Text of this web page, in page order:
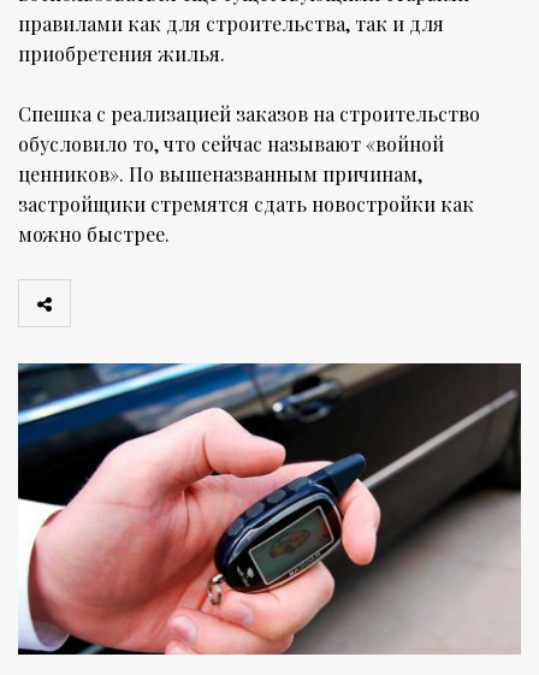
правилами как для строительства, так и для
приобретения жилья.
Спешка с реализацией заказов на строительство
обусловило то, что сейчас называют «войной
ценников». По вышеназванным причинам,
застройщики стремятся сдать новостройки как
можно быстрее.